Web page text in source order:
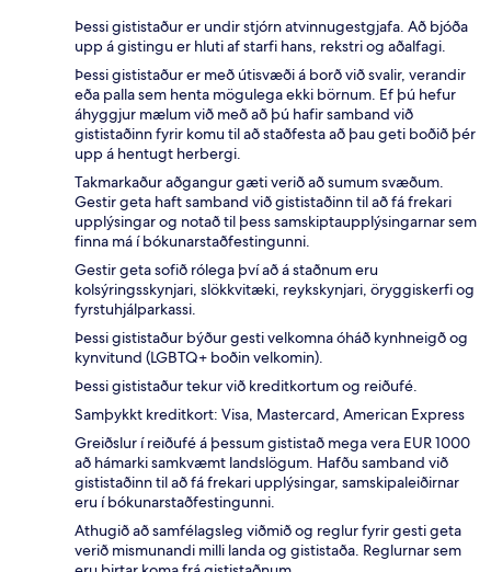
Þessi gististaður er undir stjórn atvinnugestgjafa. Að bjóða
upp á gistingu er hluti af starfi hans, rekstri og aðalfagi.
Þessi gististaður er með útisvæði á borð við svalir, verandir
eða palla sem henta mögulega ekki börnum. Ef þú hefur
áhyggjur mælum við með að þú hafir samband við
gististaðinn fyrir komu til að staðfesta að þau geti boðið þér
upp á hentugt herbergi.
Takmarkaður aðgangur gæti verið að sumum svæðum.
Gestir geta haft samband við gististaðinn til að fá frekari
upplýsingar og notað til þess samskiptaupplýsingarnar sem
finna má í bókunarstaðfestingunni.
Gestir geta sofið rólega því að á staðnum eru
kolsýringsskynjari, slökkvitæki, reykskynjari, öryggiskerfi og
fyrstuhjálparkassi.
Þessi gististaður býður gesti velkomna óháð kynhneigð og
kynvitund (LGBTQ+ boðin velkomin).
Þessi gististaður tekur við kreditkortum og reiðufé.
Samþykkt kreditkort: Visa, Mastercard, American Express
Greiðslur í reiðufé á þessum gististað mega vera EUR 1000
að hámarki samkvæmt landslögum. Hafðu samband við
gististaðinn til að fá frekari upplýsingar, samskipaleiðirnar
eru í bókunarstaðfestingunni.
Athugið að samfélagsleg viðmið og reglur fyrir gesti geta
verið mismunandi milli landa og gististaða. Reglurnar sem